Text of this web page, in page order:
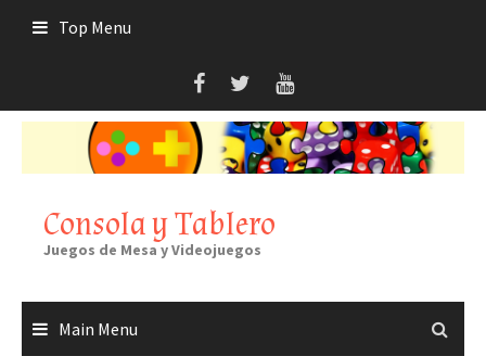
Top Menu
Consola y Tablero
Juegos de Mesa y Videojuegos
Main Menu